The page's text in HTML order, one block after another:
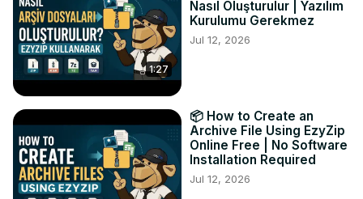
seleccionada.
#convertir #midi #wav
TWITTER: https://twitter.com/ezyzip
FACEBOOK: https://www.facebook.com/ezyzip/
https://www.linkedin.com/showcase/ezyzip/
1:27
Nasıl Oluşturulur | Yazılım
Kurulumu Gerekmez
Jul 12, 2026
📦 How to Create an
Archive File Using EzyZip
Online Free | No Software
Installation Required
Jul 12, 2026